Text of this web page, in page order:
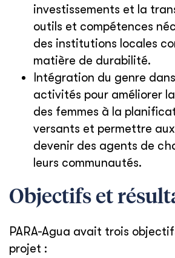
investissements et la
outils et compétences
des institutions locales
matière de durabilité.
Intégration du genre
activités pour améliorer
des femmes à la
versants et permettre
devenir des agents de
leurs communautés.
Objectifs et
PARA-Agua avait trois
projet :